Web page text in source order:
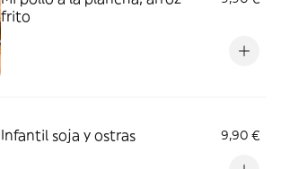
frito
Infantil soja y ostras 9,90 €